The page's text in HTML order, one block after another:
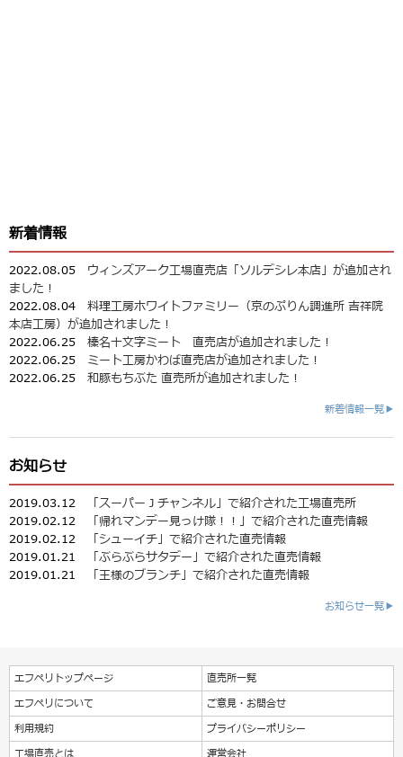
新着情報
2022.08.05 ウィンズアーク工場直売店「ソルデシレ本店」が追加され
ました！
2022.08.04 料理工房ホワイトファミリー（京のぷりん調進所 吉祥院
本店工房）が追加されました！
2022.06.25 榛名十文字ミート 直売店が追加されました！
2022.06.25 ミート工房かわば直売店が追加されました！
2022.06.25 和豚もちぶた 直売所が追加されました！
新着情報一覧▶
お知らせ
2019.03.12
「スーパーＪチャンネル」で紹介された工場直売所
2019.02.12
「帰れマンデー見っけ隊！！」で紹介された直売情報
2019.02.12
「シューイチ」で紹介された直売情報
2019.01.21
「ぶらぶらサタデー」で紹介された直売情報
2019.01.21
「王様のブランチ」で紹介された直売情報
お知らせ一覧▶
エフペリトップページ
直売所一覧
エフペリについて
ご意見・お問合せ
利用規約
プライバシーポリシー
工場直売とは
運営会社